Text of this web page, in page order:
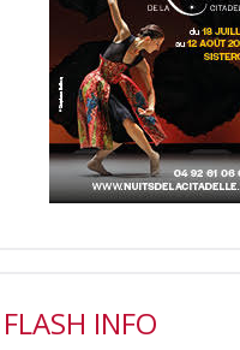
FLASH INFO